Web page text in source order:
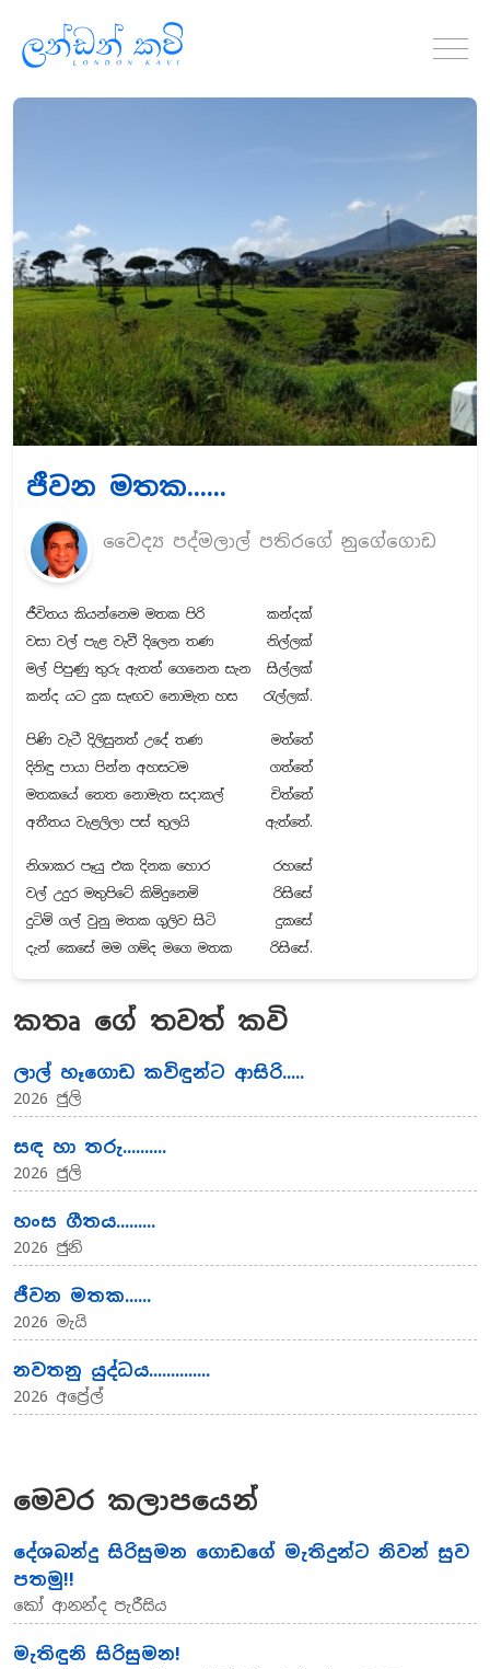
ජීවන මතක......
වෛද්‍ය පද්මලාල් පතිරගේ නුගේගොඩ
ජීවිතය කියන්නෙම මතක පිරි
කන්දක්
වසා වල් පැළ වැවී දිලෙන තණ
නිල්ලක්
මල් පිපුණු තුරු ඇතත් ගෙනෙන සැන
සිල්ලක්
කන්ද යට දුක සැඟව නොමැත හස
රැල්ලක්.
පිණි වැටී දිලිසුනත් උදේ තණ
මත්තේ
දිනිඳු පායා පින්න අහසටම
ගත්තේ
මතකයේ තෙත නොමැත සදාකල්
චිත්තේ
අතීතය වැළලිලා පස් තුලයි
ඇත්තේ.
නිශාකර පෑයු එක දිනක හොර
රහසේ
වල් උදුර මතුපිටේ කිමිදුනෙමි
රිසිසේ
දුටිමි ගල් වුනු මතක ගුලිව සිටි
දුකසේ
දැන් කෙසේ මම ගම්ද මගෙ මතක
රිසිසේ.
කතෘ ගේ තවත් කවි
ලාල් හෑගොඩ කවිඳුන්ට ආසිරි.....
2026 ජුලි
සඳ හා තරු..........
2026 ජුලි
හංස ගීතය.........
2026 ජුනි
ජීවන මතක......
2026 මැයි
නවතනු යුද්ධය..............
2026 අප්‍රේල්
මෙවර කලාපයෙන්
දේශබන්දු සිරිසුමන ගොඩගේ මැතිදුන්ට නිවන් සුව
පතමු!!
කෝ ආනන්ද පැරීසිය
මැතිඳුනි සිරිසුමන!